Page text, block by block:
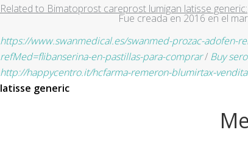
Related to Bimatoprost careprost lumigan latisse generic:
https://www.swanmedical.es/swanmed-prozac-adofen-
refMed=flibanserina-en-pastillas-para-comprar/ Buy
http://happycentro.it/hcfarma-remeron-blumirtax-
latisse generic
Fue creada en 2016 en el